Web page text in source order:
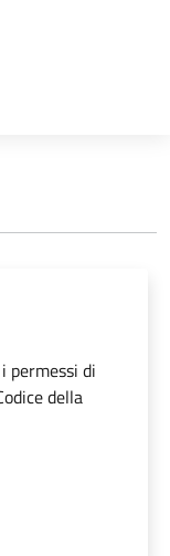
permessi di
della